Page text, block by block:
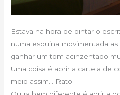
Estava na hora de pintar o
numa esquina movimentada
ganhar um tom acinzentado
Uma coisa é abrir a cartela de
meio assim… Rato.